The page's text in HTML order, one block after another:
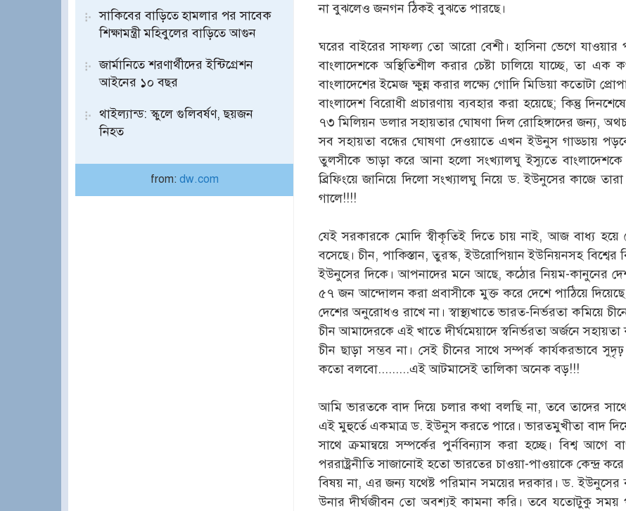
সাকিবের বাড়িতে হামলার পর সাবেক
শিক্ষামন্ত্রী মহিবুলের বাড়িতে আগুন
জার্মানিতে শরণার্থীদের ইন্টিগ্রেশন
আইনের ১০ বছর
থাইল্যান্ড: স্কুলে গুলিবর্ষণ, ছয়জন
নিহত
from: dw.com
না বুঝলেও জনগন ঠিকই বুঝতে পারছে।
ঘরের বাইরের সাফল্য তো আরো বেশী। হাসিনা ভেগে
বাংলাদেশকে অস্থিতিশীল করার চেষ্টা চালিয়ে যাচ্ছে, তা এক
বাংলাদেশের ইমেজ ক্ষুন্ন করার লক্ষ্যে গোদি মিডিয়া কতোটা
বাংলাদেশ বিরোধী প্রচারণায় ব্যবহার করা হয়েছে; কিন্তু
৭৩ মিলিয়ন ডলার সহায়তার ঘোষণা দিল রোহিঙ্গাদের জন্য,
সব সহায়তা বন্ধের ঘোষণা দেওয়াতে এখন ইউনুস গাড্ডায়
তুলসীকে ভাড়া করে আনা হলো সংখ্যালঘু ইস্যুতে বাংলাদেশকে
ব্রিফিংয়ে জানিয়ে দিলো সংখ্যালঘু নিয়ে ড. ইউনুসের কাজে
গালে!!!!
যেই সরকারকে মোদি স্বীকৃতিই দিতে চায় নাই, আজ বাধ্য
বসেছে। চীন, পাকিস্তান, তুরস্ক, ইউরোপিয়ান ইউনিয়নসহ বিশ্বের
ইউনুসের দিকে। আপনাদের মনে আছে, কঠোর নিয়ম-
৫৭ জন আন্দোলন করা প্রবাসীকে মুক্ত করে দেশে পাঠিয়ে
দেশের অনুরোধও রাখে না। স্বাস্থ্যখাতে ভারত-নির্ভরতা কমিয়ে
চীন আমাদেরকে এই খাতে দীর্ঘমেয়াদে স্বনির্ভরতা অর্জনে
চীন ছাড়া সম্ভব না। সেই চীনের সাথে সম্পর্ক কার্যকরভাবে
কতো বলবো.........এই আটমাসেই তালিকা অনেক বড়!!!
আমি ভারতকে বাদ দিয়ে চলার কথা বলছি না, তবে তাদের সাথে
এই মুহুর্তে একমাত্র ড. ইউনুস করতে পারে। ভারতমুখীতা বাদ
সাথে ক্রমান্বয়ে সম্পর্কের পুর্নবিন্যাস করা হচ্ছে। বিশ্ব
পররাষ্ট্রনীতি সাজানোই হতো ভারতের চাওয়া-পাওয়াকে কেন্দ্র
বিষয় না, এর জন্য যথেষ্ট পরিমান সময়ের দরকার। ড. ইউনুসের
উনার দীর্ঘজীবন তো অবশ্যই কামনা করি। তবে যতোটুকু সময়